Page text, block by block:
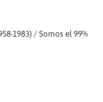
1983) / Somos el 99%